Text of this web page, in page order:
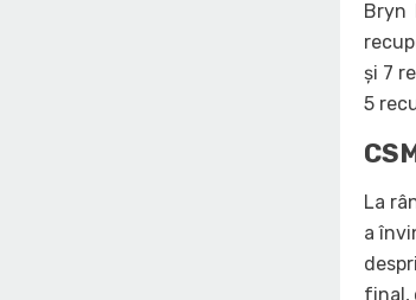
Bryn
și 7
5
La
a
final,